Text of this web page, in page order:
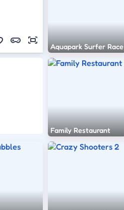
Aquapark Surfer Race
Family Restaurant